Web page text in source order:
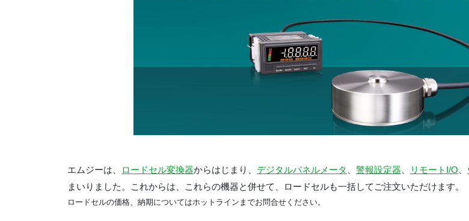
エムジーは、 ロードセル変換器からはじまり、 デジタルパネルメータ 警報設定器 リモートI/O
まいりました。これからは、これらの機器と併せて、ロードセルも一括してご注文いただけます。
ロードセルの価格、納期についてはホットラインまでお問合せください。